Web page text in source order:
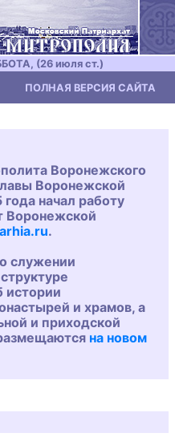
(26 июля ст.)
ПОЛНАЯ ВЕРСИЯ САЙТА
Воронежского
Воронежской
начал работу
Воронежской
.
служении
истории
и храмов, а
и приходской
на новом